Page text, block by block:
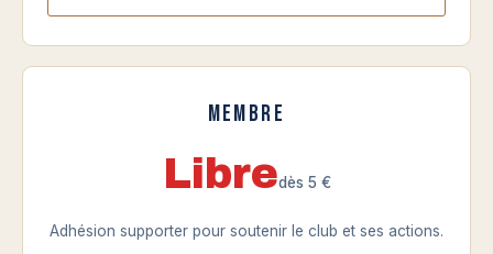
Membre
Libredès 5 €
Adhésion supporter pour soutenir le club et ses actions.